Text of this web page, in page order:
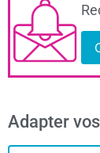
Adapter